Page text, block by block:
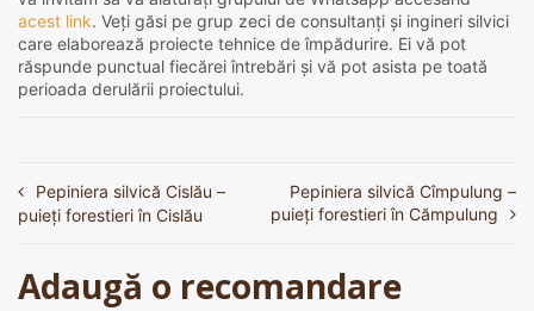
acest link. Veți găsi pe grup zeci de consultanți și ingineri silvici
care elaborează proiecte tehnice de împădurire. Ei vă pot
răspunde punctual fiecărei întrebări și vă pot asista pe toată
perioada derulării proiectului.
Navigare
articole
Pepiniera silvică Cislău –
puieți forestieri în Cislău
Pepiniera silvică Cîmpulung –
puieți forestieri în Cămpulung
Adaugă o recomandare